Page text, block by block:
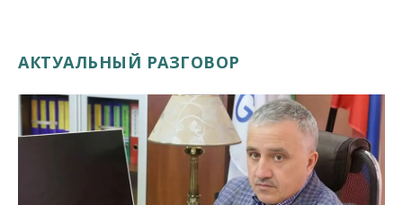
АКТУАЛЬНЫЙ РАЗГОВОР